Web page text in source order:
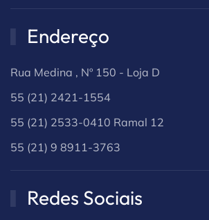
Endereço
Rua Medina , Nº 150 - Loja D
55 (21) 2421-1554
55 (21) 2533-0410 Ramal 12
55 (21) 9 8911-3763
Redes Sociais